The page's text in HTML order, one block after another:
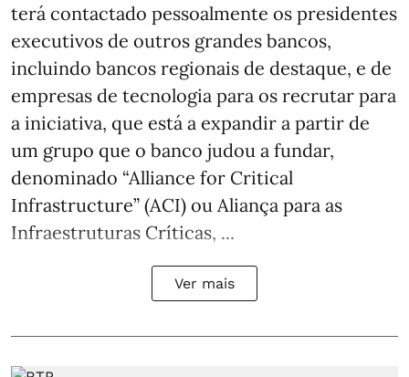
terá contactado pessoalmente os presidentes
executivos de outros grandes bancos,
incluindo bancos regionais de destaque, e de
empresas de tecnologia para os recrutar para
a iniciativa, que está a expandir a partir de
um grupo que o banco judou a fundar,
denominado “Alliance for Critical
Infrastructure” (ACI) ou Aliança para as
Infraestruturas Críticas, ...
Ver mais